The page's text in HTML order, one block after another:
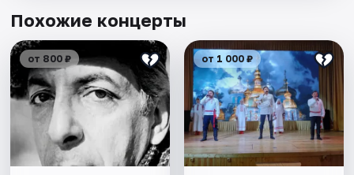
Похожие концерты
от 800 ₽ от 1 000 ₽